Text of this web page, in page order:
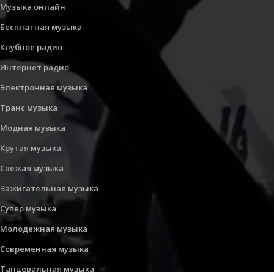
Музыка онлайн
Бесплатная музыка
Клубное радио
Интернет радио
Электронная музыка
Транс музыка
Модная музыка
Крутая музыка
Свежая музыка
Зажигательная музыка
Супер музыка
Молодежная музыка
Современная музыка
Танцевальная музыка